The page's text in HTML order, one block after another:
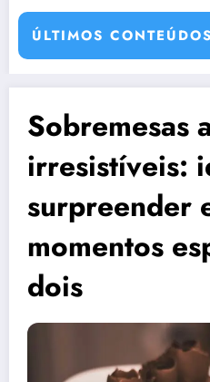
ÚLTIMOS Vai comprar um
Sobremesas
irresistíveis:
surpreender
momentos
dois